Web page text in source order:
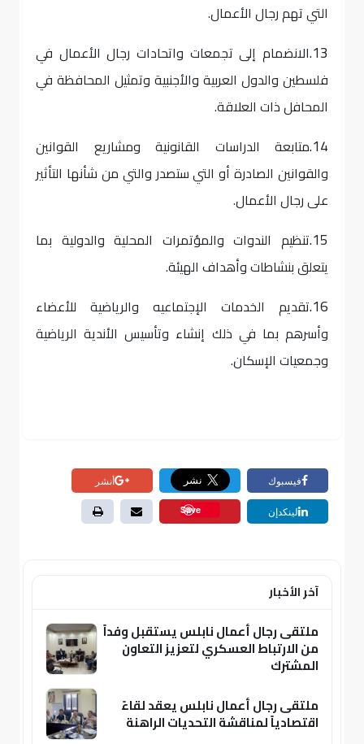
التي تهم رجال الأعمال.
13. الانضمام إلى تجمعات واتحادات رجال الأعمال في
فلسطين والدول العربية والأجنبية وتمثيل المحافظة في
المحافل ذات العلاقة.
14. متابعة الدراسات القانونية ومشاريع القوانين
والقوانين الصادرة أو التي ستصدر والتي من شأنها التأثير
على رجال الأعمال.
15. تنظيم الندوات والمؤتمرات المحلية والدولية بما
يتعلق بنشاطات وأهداف الهيئة.
16. تقديم الخدمات الإجتماعيه والرياضية للأعضاء
وأسرهم بما في ذلك إنشاء وتأسيس الأندية الرياضية
وجمعيات الإسكان.
فيسبوك أنشر
لينكدإن Save
آخر الأخبار
ملتقى رجال أعمال نابلس يستقبل وفداً
من الارتباط العسكري لتعزيز التعاون
المشترك
ملتقى رجال أعمال نابلس يعقد لقاءً
اقتصادياً لمناقشة التحديات الراهنة